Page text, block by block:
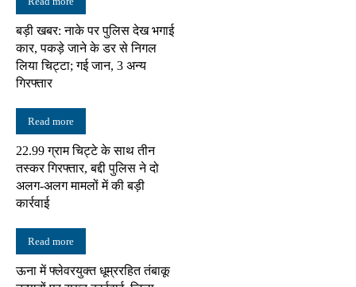
बड़ी खबर: नाके पर पुलिस देख भगाई
कार, पकड़े जाने के डर से निगल
लिया चिट्टा; गई जान, 3 अन्य
गिरफ्तार
Read more
22.99 ग्राम चिट्टे के साथ तीन
तस्कर गिरफ्तार, बद्दी पुलिस ने दो
अलग-अलग मामलों में की बड़ी
कार्रवाई
Read more
ऊना में फ्लेवरयुक्त धूम्ररहित तंबाकू